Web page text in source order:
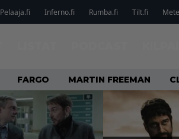
Pelaaja.fi Inferno.fi Rumba.fi Tilt.fi
FARGO MARTIN FREEMAN